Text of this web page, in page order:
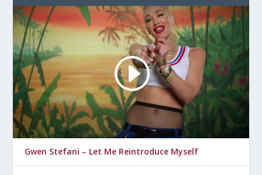
Gwen Stefani – Let Me Reintroduce Myself